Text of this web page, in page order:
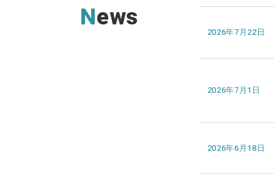
News 2026年7月22日
2026年7月1日
2026年6月18日